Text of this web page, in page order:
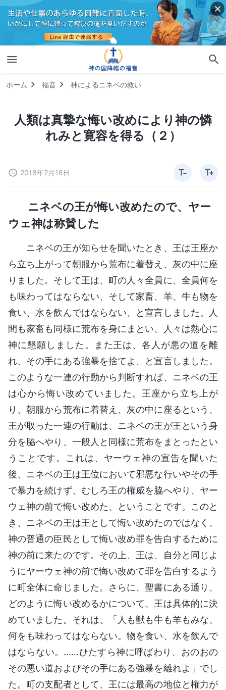
ホーム 福音 神によるニネベの救い
人類は真摯な悔い改めにより神の憐
れみと寛容を得る（２）
2018年2月16日
ニネベの王が悔い改めたので、ヤー
ウェ神は称賛した
ニネベの王が知らせを聞いたとき、王は王座か
ら立ち上がって朝服から荒布に着替え、灰の中に座
りました。そして王は、町の人々全員に、全員何を
も味わってはならない、そして家畜、羊、牛も物を
食い、水を飲んではならない、と宣言しました。人
間も家畜も同様に荒布を身にまとい、人々は熱心に
神に懇願しました。また王は、各人が悪の道を離
れ、その手にある強暴を捨てよ、と宣言しました。
このような一連の行動から判断すれば、ニネベの王
は心から悔い改めていました。王座から立ち上が
り、朝服から荒布に着替え、灰の中に座るという、
王が取った一連の行動は、ニネベの王が王という身
分を脇へやり、一般人と同様に荒布をまとったとい
うことです。これは、ヤーウェ神の宣告を聞いた
後、ニネベの王は王位において邪悪な行いやその手
で暴力を続けず、むしろ王の権威を脇へやり、ヤー
ウェ神の前で悔い改めた、ということです。このと
き、ニネベの王は王として悔い改めたのではなく、
神の普通の臣民として悔い改め罪を告白するために
神の前に来たのです。その上、王は、自分と同じよ
うにヤーウェ神の前で悔い改めて罪を告白するよう
に町全体に命じました。さらに、聖書にある通り、
どのように悔い改めるかについて、王は具体的に決
めていました。それは、「人も獣も牛も羊もみな、
何をも味わってはならない。物を食い、水を飲んで
はならない。……ひたすら神に呼ばわり、おのおの
その悪い道およびその手にある強暴を離れよ」でし
た。町の支配者として、王には最高の地位と権力が